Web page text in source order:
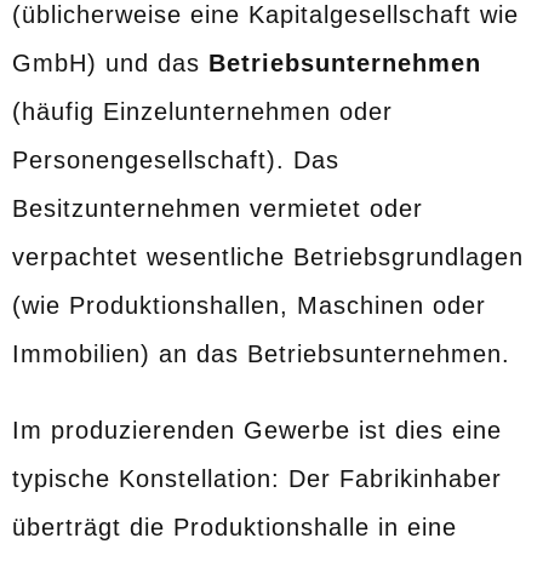
(üblicherweise eine Kapitalgesellschaft wie
GmbH) und das Betriebsunternehmen
(häufig Einzelunternehmen oder
Personengesellschaft). Das
Besitzunternehmen vermietet oder
verpachtet wesentliche Betriebsgrundlagen
(wie Produktionshallen, Maschinen oder
Immobilien) an das Betriebsunternehmen.
Im produzierenden Gewerbe ist dies eine
typische Konstellation: Der Fabrikinhaber
überträgt die Produktionshalle in eine